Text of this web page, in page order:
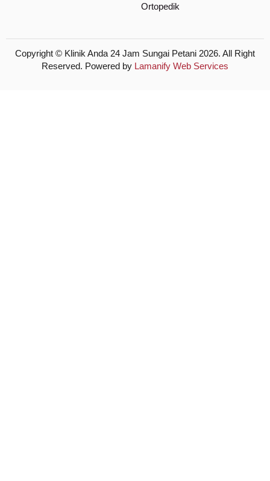
Ortopedik
Copyright © Klinik Anda 24 Jam Sungai Petani 2026. All Right
Reserved. Powered by Lamanify Web Services